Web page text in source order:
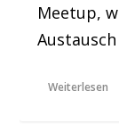
Meetup,
Weiterlesen